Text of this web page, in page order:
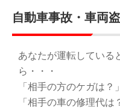
自動車事故・車両
あなたが運転している
ら・・・
「相手の方のケガは？」
「相手の車の修理代は